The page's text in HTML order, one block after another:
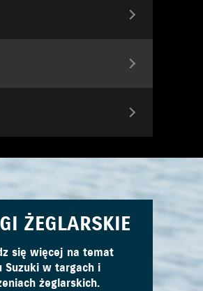
ŻEGLARSKIE
się więcej na temat
Suzuki w targach i
żeglarskich.